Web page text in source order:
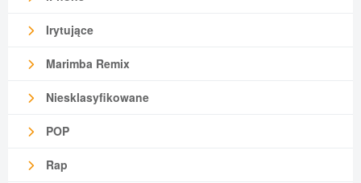
Irytujące
Marimba Remix
Niesklasyfikowane
POP
Rap